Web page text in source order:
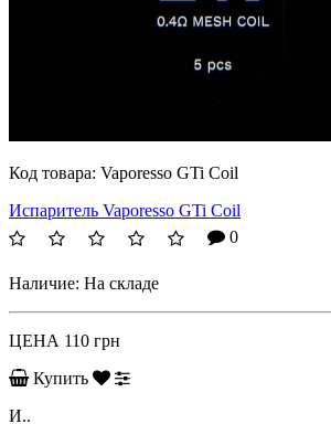
Код товара: Vaporesso GTi Coil
Испаритель Vaporesso GTi Coil
0
Наличие: На складе
ЦЕНА 110 грн
Купить
И..